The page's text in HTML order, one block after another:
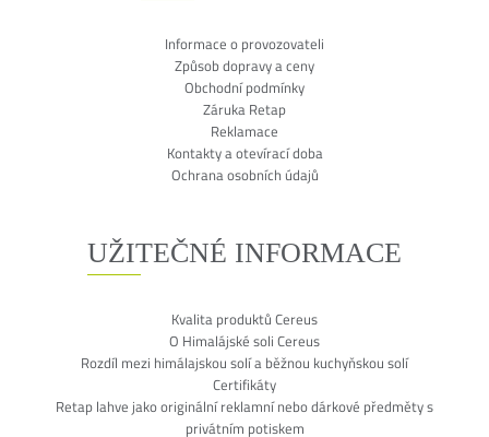
Informace o provozovateli
Způsob dopravy a ceny
Obchodní podmínky
Záruka Retap
Reklamace
Kontakty a otevírací doba
Ochrana osobních údajů
UŽITEČNÉ INFORMACE
Kvalita produktů Cereus
O Himalájské soli Cereus
Rozdíl mezi himálajskou solí a běžnou kuchyňskou solí
Certifikáty
Retap lahve jako originální reklamní nebo dárkové předměty s
privátním potiskem